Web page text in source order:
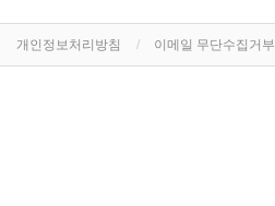
개인정보처리방침 이메일 무단수집거부